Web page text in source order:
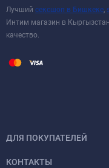
Лучший сексшоп в Бишкеке
Интим магазин в
качество.
ДЛЯ ПОКУПАТЕЛЕЙ
КОНТАКТЫ